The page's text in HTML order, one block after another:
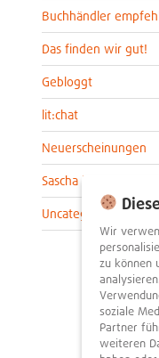
Buchhändler
Das finden wir gut!
Gebloggt
lit:chat
Neuerscheinungen
Sascha im lit:blog
Uncategorized
Wir
zu können
soziale
Partner
weiteren